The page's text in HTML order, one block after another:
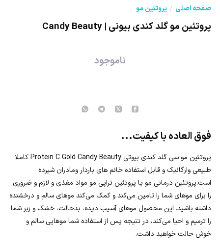
صفحه اصلی پروتئین مو
پروتئین مو گلد کندی بیونی | Candy Beauty
ناموجود
فوق العاده با کیفیت...
پروتئین مو سی گلد کندی بیوتی Protein C Gold Candy Beauty کاملا
طبیعی وارگانیک و قابل استفاده خانم های باردار ومادران شیرده
است.پروتئین درمانی مو یا پروتئین تراپی مو مواد مغذی و لازم و ضروری
را برای موهای‌ شما را تامین می‌کند و کمک می‌کند موهای سالم و درخشنده
داشته باشید. این محصول موهای آسیب دیده، بدحالت، خشک و زبر شما
را ترمیم و احیا می‌کند، در نتیجه پس از استفاده شما موهایی سالم و
خوش حالت خواهید داشت.